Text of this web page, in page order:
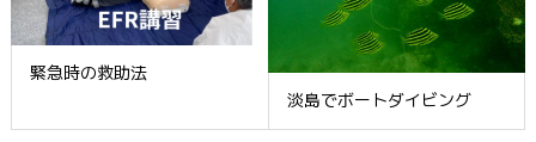
緊急時の救助法
淡島でボートダイビング